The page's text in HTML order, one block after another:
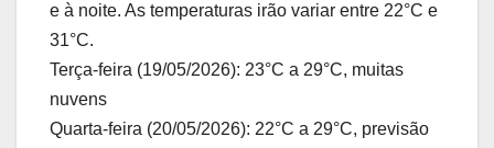
e à noite. As temperaturas irão variar entre 22°C e
31°C.
Terça-feira (19/05/2026): 23°C a 29°C, muitas
nuvens
Quarta-feira (20/05/2026): 22°C a 29°C, previsão